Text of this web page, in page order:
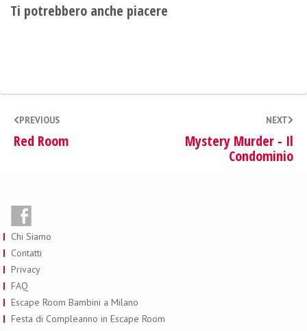
Ti potrebbero anche piacere
PREVIOUS
Red Room
NEXT
Mystery Murder - Il
Condominio
Chi Siamo
Contatti
Privacy
FAQ
Escape Room Bambini a Milano
Festa di Compleanno in Escape Room